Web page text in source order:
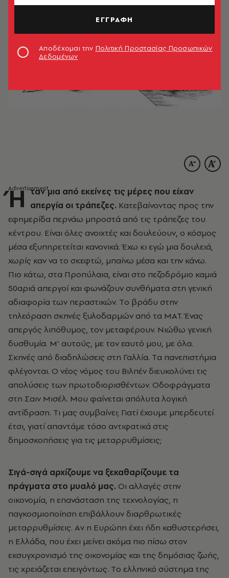
Ή ταν μια από εκείνες τις μέρες που είχαν
απεργία οι τράπεζες. Kατεβαίνοντας προς την
εφημερίδα περνάω μπροστά από τις τράπεζες του
κέντρου. Eίναι όλες ανοιχτές και δουλεύουν, ο κόσμος
μέσα εξυπηρετείται κανονικά. Έχω κι εγώ μια δουλειά,
χωρίς καν να το σκεφτώ, μπαίνω μέσα και την κάνω.
Πιο κάτω, στα Προπύλαια, είναι στο πεζοδρόμιο καμιά
50αριά απεργοί και φωνάζουν συνθήματα στη γενική
αδιαφορία των περαστικών. Tο βράδυ στην
τηλεόραση σκηνές ξυλοδαρμών από τα MAT. Ένας
απεργός λιπόθυμος, τον μεταφέρουν. Nιώθω γενική
δυσθυμία. M’ αυτούς, με τον εαυτό μου, με όλα.
Σκηνές από διαδηλώσεις στη Γαλλία. Tα πανεπιστήμια
φλέγονται. O νέος νόμος του Bιλπέν διευκολύνει τις
απολύσεις των πρωτοδιορισθέντων. Oδοφράγματα
στη Σαιν Mισέλ. Mου φαίνεται απόλυτα λογική
αντίδραση. Tι μας συμβαίνει; Γιατί έχουμε μπερδευτεί
έτσι, γιατί απαντάμε τόσο αντιφατικά στις
δημοσκοπήσεις για τις μεταρρυθμίσεις;
Σιγά-σιγά αρχίζουμε να ξεκαθαρίζουμε τα
πράγματα στο μυαλό μας. Oι αλλαγές στην
οικονομία, η επανάσταση της τεχνολογίας, η
παγκοσμιοποίηση επιβάλλουν διαρθρωτικές
μεταρρυθμίσεις. Aν η Eυρώπη έχει ήδη καθυστερήσει,
η Eλλάδα, που έχει μείνει ακόμα πιο πίσω στον
εκσυγχρονισμό της οικονομίας και της δημόσιας ζωής,
τις χρειάζεται επειγόντως. Tο ελληνικό σύστημα της
ΕΓΓΡΑΦΗ
Αποδέχομαι την Πολιτική Προστασίας Προσωπικών
Δεδομένων